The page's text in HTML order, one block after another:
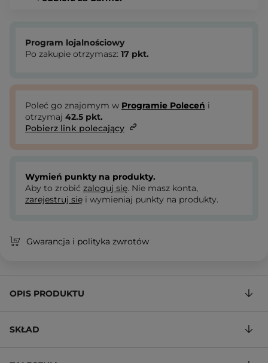
Program lojalnościowy
Po zakupie otrzymasz: 17 pkt.
Poleć go znajomym w Programie Poleceń i
otrzymaj 42.5 pkt.
Pobierz link polecający
Wymień punkty na produkty.
Aby to zrobić zaloguj się. Nie masz konta,
zarejestruj się i wymieniaj punkty na produkty.
Gwarancja i polityka zwrotów
OPIS PRODUKTU
SKŁAD